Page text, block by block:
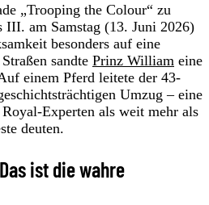
„Trooping the Colour“ zu
am Samstag (13. Juni 2026)
besonders auf eine
sandte Prinz William eine
einem Pferd leitete der 43-
Umzug – eine
Experten als weit mehr als
deuten.
ist die wahre